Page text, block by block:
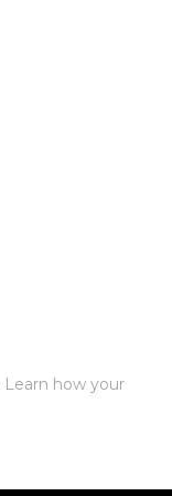
Learn how your